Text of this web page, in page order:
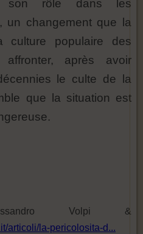
son rôle dans les
un changement que la
culture populaire des
affronter, après avoir
le culte de la
que la situation est
Volpi &
articoli/la-pericolosita-d...